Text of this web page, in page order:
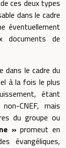
ces deux types
dans le cadre
éventuellement
documents de
dans le cadre du
à la fois le plus
étant
CNEF, mais
du groupe ou
»promeut en
évangéliques,